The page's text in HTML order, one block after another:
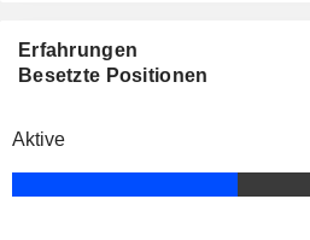
Erfahrungen
Besetzte Positionen
Aktive